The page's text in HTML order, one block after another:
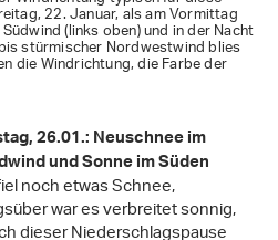
22. Januar, als am Vormittag
(links oben) und in der Nacht
stürmischer Nordwestwind blies
die Windrichtung, die Farbe der
26.01.: Neuschnee im
und Sonne im Süden
noch etwas Schnee,
war es verbreitet sonnig,